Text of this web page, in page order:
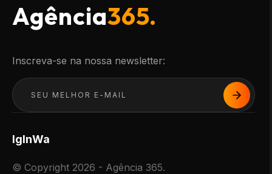
Agência365.
Inscreva-se na nossa newsletter:
IgInWa
© Copyright 2026 - Agência 365.